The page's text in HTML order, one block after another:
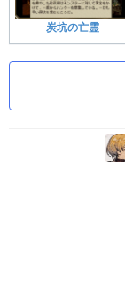
炭坑の亡霊